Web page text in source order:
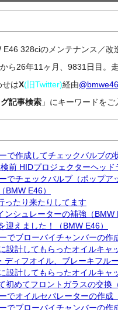
328ciのメンテナンス／改
ら26年11ヶ月、9831 日目。
せはX(旧Twitter)経由
記事検索 」にキーワードをご
で作成してチェックバルブの
前 HIDプロジェクターヘッド
でチェックバルブ（ポップア
BMW E46）
ったり来たりしてます
ンシュレーターの補強（BMW
迎えました！（BMW E46）
でブローバイチャンバーの作
設計してもらったオイルキャ
ディフオイル、ブレーキフル
設計してもらったオイルキャ
初めてフロントガラスの交換
でオイルセパレーターの作成
でブローバイチャンバーの作